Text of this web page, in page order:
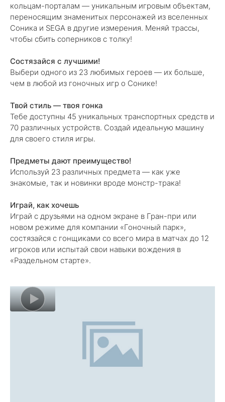
кольцам-порталам — уникальным игровым объектам,
переносящим знаменитых персонажей из вселенных
Соника и SEGA в другие измерения. Меняй трассы,
чтобы сбить соперников с толку!
Состязайся с лучшими!
Выбери одного из 23 любимых героев — их больше,
чем в любой из гоночных игр о Сонике!
Твой стиль — твоя гонка
Тебе доступны 45 уникальных транспортных средств и
70 различных устройств. Создай идеальную машину
для своего стиля игры.
Предметы дают преимущество!
Используй 23 различных предмета — как уже
знакомые, так и новинки вроде монстр-трака!
Играй, как хочешь
Играй с друзьями на одном экране в Гран-при или
новом режиме для компании «Гоночный парк»,
состязайся с гонщиками со всего мира в матчах до 12
игроков или испытай свои навыки вождения в
«Раздельном старте».